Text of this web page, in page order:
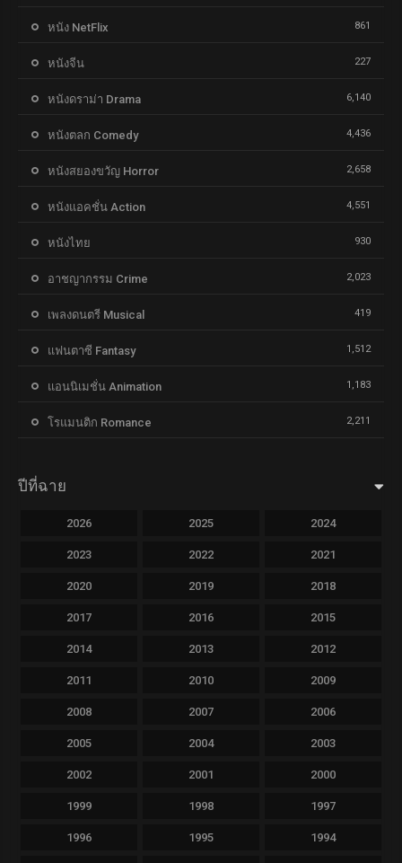
หนัง NetFlix 861
หนังจีน 227
หนังดราม่า Drama 6,140
หนังตลก Comedy 4,436
หนังสยองขวัญ Horror 2,658
หนังแอคชั่น Action 4,551
หนังไทย 930
อาชญากรรม Crime 2,023
เพลงดนตรี Musical 419
แฟนตาซี Fantasy 1,512
แอนนิเมชั่น Animation 1,183
โรแมนติก Romance 2,211
ปีที่ฉาย
2026 2025 2024
2023 2022 2021
2020 2019 2018
2017 2016 2015
2014 2013 2012
2011 2010 2009
2008 2007 2006
2005 2004 2003
2002 2001 2000
1999 1998 1997
1996 1995 1994